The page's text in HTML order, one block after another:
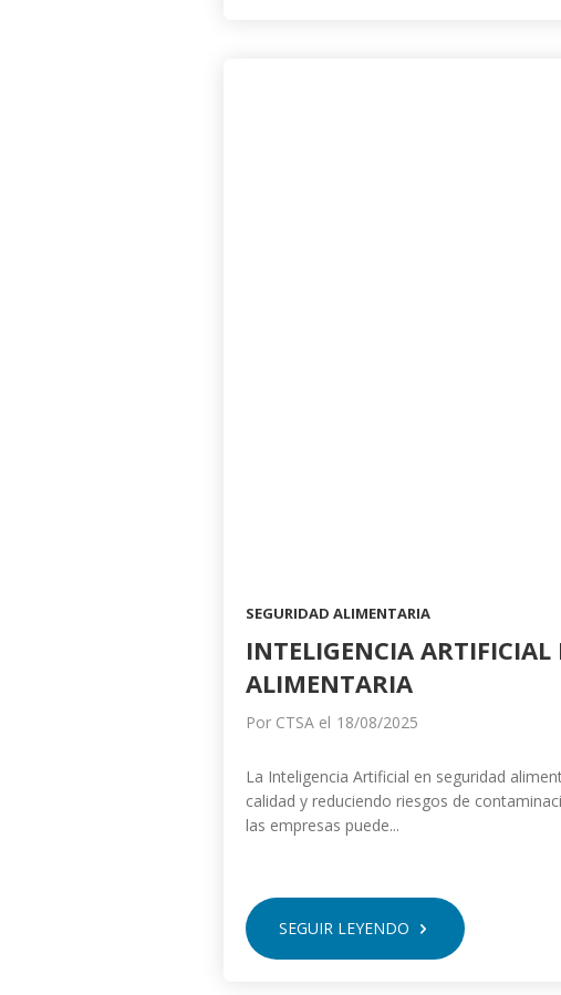
SEGURIDAD ALIMENTARIA
INTELIGENCIA ARTIFICIAL
ALIMENTARIA
Por CTSAel 18/08/2025
La Inteligencia Artificial en seguridad
calidad y reduciendo riesgos de
las empresas puede...
SEGUIR LEYENDO